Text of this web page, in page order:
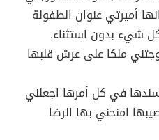
أميرتي عنوان الطفولة
كل شيء بدون استثناء.
ملكا على عرش قلبها
في كل أمرها اجعلني
امنحني بها الرضا